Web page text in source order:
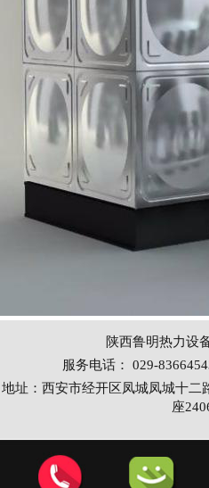
陕西鲁明热力设
服务电话： 029-
地址：西安市经开区凤城凤城十二
座